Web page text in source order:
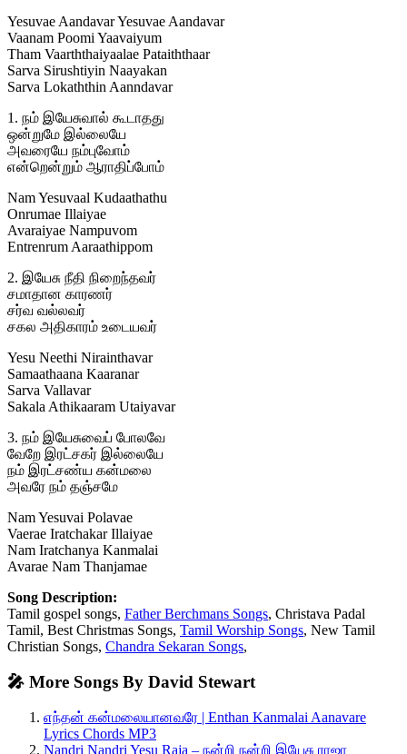
Yesuvae Aandavar Yesuvae Aandavar
Vaanam Poomi Yaavaiyum
Tham Vaarththaiyaalae Pataiththaar
Sarva Sirushtiyin Naayakan
Sarva Lokaththin Aanndavar
1. நம் இயேசுவால் கூடாதது
ஒன்றுமே இல்லையே
அவரையே நம்புவோம்
என்றென்றும் ஆராதிப்போம்
Nam Yesuvaal Kudaathathu
Onrumae Illaiyae
Avaraiyae Nampuvom
Entrenrum Aaraathippom
2. இயேசு நீதி நிறைந்தவர்
சமாதான காரணர்
சர்வ வல்லவர்
சகல அதிகாரம் உடையவர்
Yesu Neethi Nirainthavar
Samaathaana Kaaranar
Sarva Vallavar
Sakala Athikaaram Utaiyavar
3. நம் இயேசுவைப் போலவே
வேறே இரட்சகர் இல்லையே
நம் இரட்சண்ய கன்மலை
அவரே நம் தஞ்சமே
Nam Yesuvai Polavae
Vaerae Iratchakar Illaiyae
Nam Iratchanya Kanmalai
Avarae Nam Thanjamae
Song Description:
Tamil gospel songs, Father Berchmans Songs, Christava Padal
Tamil, Best Christmas Songs, Tamil Worship Songs, New Tamil
Christian Songs, Chandra Sekaran Songs,
🎤 More Songs By David Stewart
எந்தன் கன்மலையானவரே | Enthan Kanmalai Aanavare
Lyrics Chords MP3
Nandri Nandri Yesu Raja – நன்றி நன்றி இயேசு ராஜா